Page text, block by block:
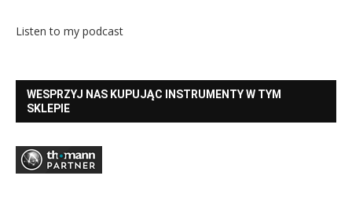
Listen to my podcast
WESPRZYJ NAS KUPUJĄC INSTRUMENTY W TYM
SKLEPIE